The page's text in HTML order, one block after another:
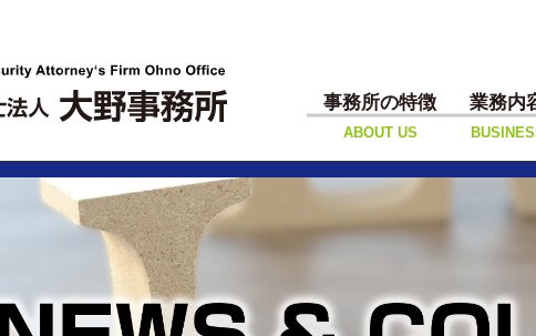
事務所の特徴
ABOUT US
業務内